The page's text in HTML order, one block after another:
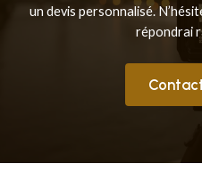
un devis personnalisé.
répondrai